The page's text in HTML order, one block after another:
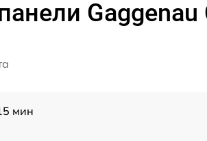
Gaggenau
мин